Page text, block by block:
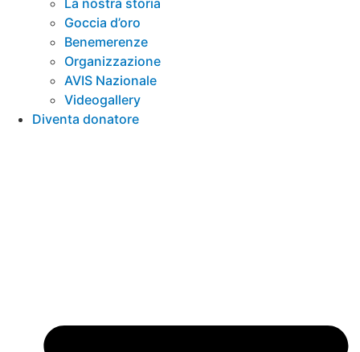
La nostra storia
Goccia d’oro
Benemerenze
Organizzazione
AVIS Nazionale
Videogallery
Diventa donatore